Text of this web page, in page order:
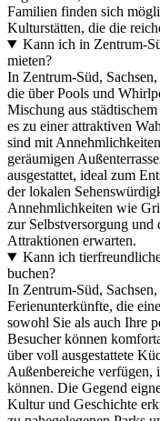
Familien finden sich
Kulturstätten, die die
Kann ich in Zentrum-
mieten?
In Zentrum-Süd,
die über Pools und
Mischung aus
es zu einer attraktiven
sind mit
geräumigen
ausgestattet, ideal zum
der lokalen
Annehmlichkeiten wie
zur Selbstversorgung und
Attraktionen erwarten.
Kann ich
buchen?
In Zentrum-Süd,
Ferienunterkünfte, die
sowohl Sie als auch Ihre
Besucher können
über voll ausgestattete
Außenbereiche verfügen,
können. Die Gegend
Kultur und Geschichte